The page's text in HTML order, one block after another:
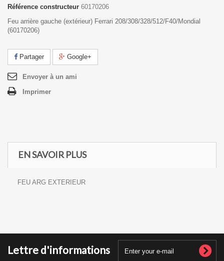
Référence constructeur 60170206
Feu arrière gauche (extérieur) Ferrari 208/308/328/512/F40/Mondial
(60170206)
Partager Google+
Envoyer à un ami
Imprimer
EN SAVOIR PLUS
FEU ARG EXTERIEUR
Lettre d'informations